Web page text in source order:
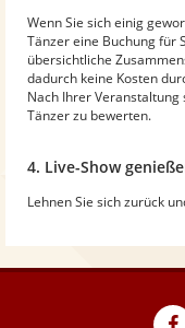
Wenn Sie sich einig
Tänzer eine Buchung für
übersichtliche
dadurch keine Kosten
Nach Ihrer
Tänzer zu bewerten.
4. Live-Show
Lehnen Sie sich zurück